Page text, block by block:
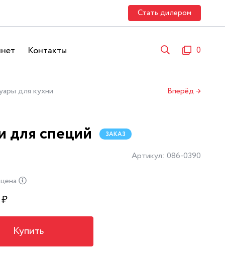
Стать дилером
Контакты 0
для кухни Вперёд →
для специй ЗАКАЗ
Артикул: 086-0390
₽
Купить